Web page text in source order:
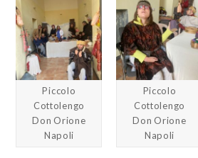
Piccolo
Cottolengo
Don Orione
Napoli
Piccolo
Cottolengo
Don Orione
Napoli